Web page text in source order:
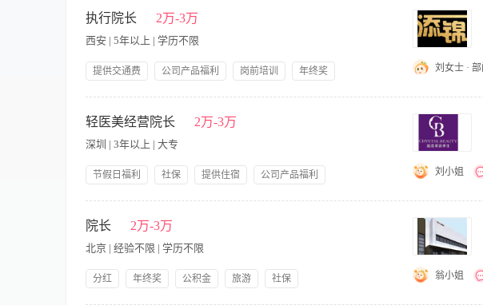
础，熟练使用基本办公软件 3.10年以上同行同岗工作经验，无不良从业记录 4.年龄要求45周岁
执行院长 2万-3万
西安 | 5年以上 | 学历不限
提供交通费 公司产品福利 岗前培训
年终奖
刘女士 ·
和管理的任务； 3、具有较强的组织、协调能力、应变能力和学科建设能力，熟悉医疗法律
轻医美经营院长 2万-3万
深圳 | 3年以上 | 大专
节假日福利 社保 提供住宿
公司产品福利
刘小姐
先 2、了解医美/皮肤科/轻医美行业，熟悉光电仪器及微整形项目; 3、具备独立面诊接待顾客
处事果断聪颖6具有亲和力和团队精神，有上进心: 1、做好门店日常管理工作; 2、配合公司
培训，考核: 4、配合区经理完成品项整合，顾客需求分析，制定公司年度运营规划: 5、完成公
院长 2万-3万
北京 | 经验不限 | 学历不限
分红 年终奖 公积金 旅游
社保
翁小姐